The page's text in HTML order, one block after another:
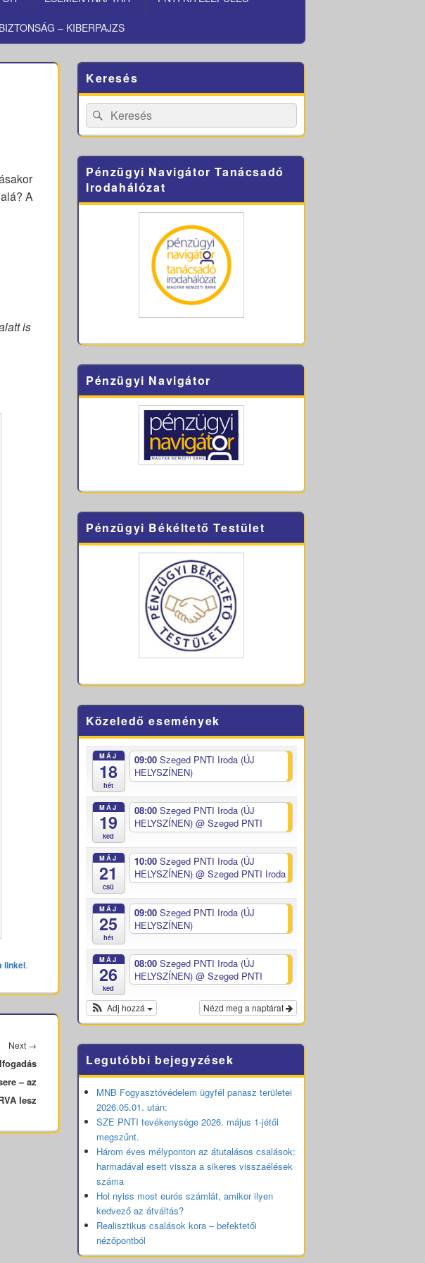
– KIBERPAJZS
A
is
linkel.
Next →
post:
– az
lesz
Sidebar
Widget
Area
Keresés
Search
for:
Search
Pénzügyi Navigátor Tanácsadó
Irodahálózat
Pénzügyi Navigátor
Pénzügyi Békéltető Testület
Közeledő események
MÁJ
18
hét
09:00 Szeged PNTI Iroda (ÚJ
HELYSZÍNEN)
MÁJ
19
ked
08:00 Szeged PNTI Iroda (ÚJ
HELYSZÍNEN) @ Szeged PNTI
MÁJ
21
csü
10:00 Szeged PNTI Iroda (ÚJ
HELYSZÍNEN) @ Szeged PNTI Iroda
MÁJ
25
hét
09:00 Szeged PNTI Iroda (ÚJ
HELYSZÍNEN)
MÁJ
26
ked
08:00 Szeged PNTI Iroda (ÚJ
HELYSZÍNEN) @ Szeged PNTI
Nézd meg a naptárat
Adj hozzá
Legutóbbi bejegyzések
MNB Fogyasztóvédelem ügyfél panasz területei
2026.05.01. után:
SZE PNTI tevékenysége 2026. május 1-jétől
megszűnt.
Három éves mélyponton az átutalásos csalások:
harmadával esett vissza a sikeres visszaélések
száma
Hol nyiss most eurós számlát, amikor ilyen
kedvező az átváltás?
Realisztikus csalások kora – befektetői
nézőpontból